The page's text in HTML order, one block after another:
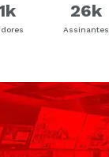
26k
Assinantes